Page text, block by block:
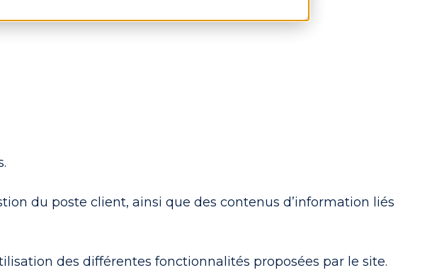
du poste client, ainsi que des contenus d’information liés
des différentes fonctionnalités proposées par le site.